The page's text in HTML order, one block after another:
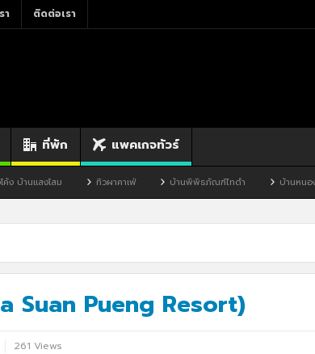
า ติดต่อเรา
ที่พัก แพคเกจทัวร์
ทิวผาคาเฟ่ บ้านพิพิธภัณฑ์ไทดำ บ้านหนองมะจับ บ้านป๊อก
Suan Pueng Resort)
261 Views